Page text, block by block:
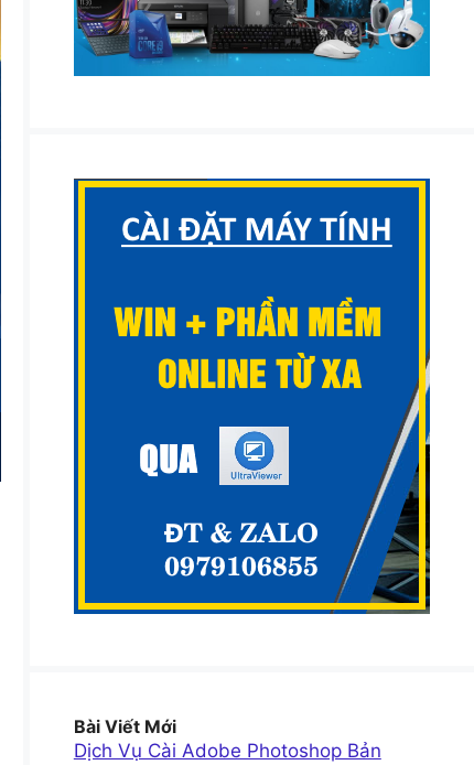
Bài Viết Mới
Dịch Vụ Cài Adobe Photoshop Bản